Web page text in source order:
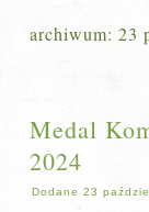
archiwum:23
Medal
2024
Dodane 23